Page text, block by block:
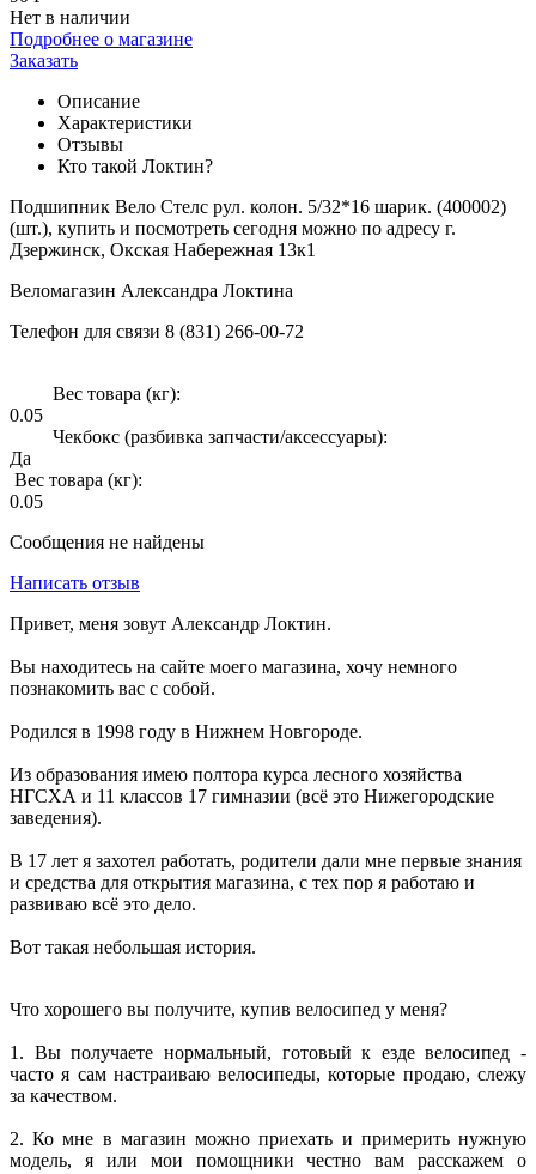
Нет в наличии
Подробнее о магазине
Заказать
Описание
Характеристики
Отзывы
Кто такой Локтин?
Подшипник Вело Стелс рул. колон. 5/32*16 шарик. (400002)
(шт.), купить и посмотреть сегодня можно по адресу г.
Дзержинск, Окская Набережная 13к1
Веломагазин Александра Локтина
Телефон для связи 8 (831) 266-00-72
Вес товара (кг):
0.05
Чекбокс (разбивка запчасти/аксессуары):
Да
Вес товара (кг):
0.05
Сообщения не найдены
Написать отзыв
Привет, меня зовут Александр Локтин.
Вы находитесь на сайте моего магазина, хочу немного
познакомить вас с собой.
Родился в 1998 году в Нижнем Новгороде.
Из образования имею полтора курса лесного хозяйства
НГСХА и 11 классов 17 гимназии (всё это Нижегородские
заведения).
В 17 лет я захотел работать, родители дали мне первые знания
и средства для открытия магазина, с тех пор я работаю и
развиваю всё это дело.
Вот такая небольшая история.
Что хорошего вы получите, купив велосипед у меня?
1. Вы получаете нормальный, готовый к езде велосипед -
часто я сам настраиваю велосипеды, которые продаю, слежу
за качеством.
2. Ко мне в магазин можно приехать и примерить нужную
модель, я или мои помощники честно вам расскажем о